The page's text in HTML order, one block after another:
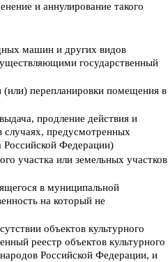
и аннулирование такого
машин и других видов
государственный
(или) перепланировки помещения в
продление действия и
случаях, предусмотренных
Федерации)
участка или земельных участков
в муниципальной
на который не
объектов культурного
реестр объектов культурного
Российской Федерации, и